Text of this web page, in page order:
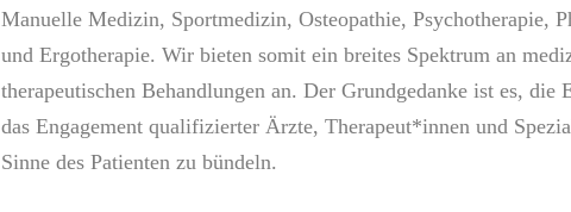
Manuelle Medizin, Sportmedizin, Osteopathie, Psychotherapie,
und Ergotherapie. Wir bieten somit ein breites Spektrum an
therapeutischen Behandlungen an. Der Grundgedanke ist es, die
das Engagement qualifizierter Ärzte, Therapeut*innen und
Sinne des Patienten zu bündeln.